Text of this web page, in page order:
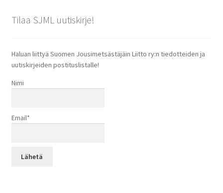
Tilaa SJML uutiskirje!
Haluan liittyä Suomen Jousimetsästäjäin Liitto ry:n tiedotteiden ja
uutiskirjeiden postituslistalle!
Nimi
Email*